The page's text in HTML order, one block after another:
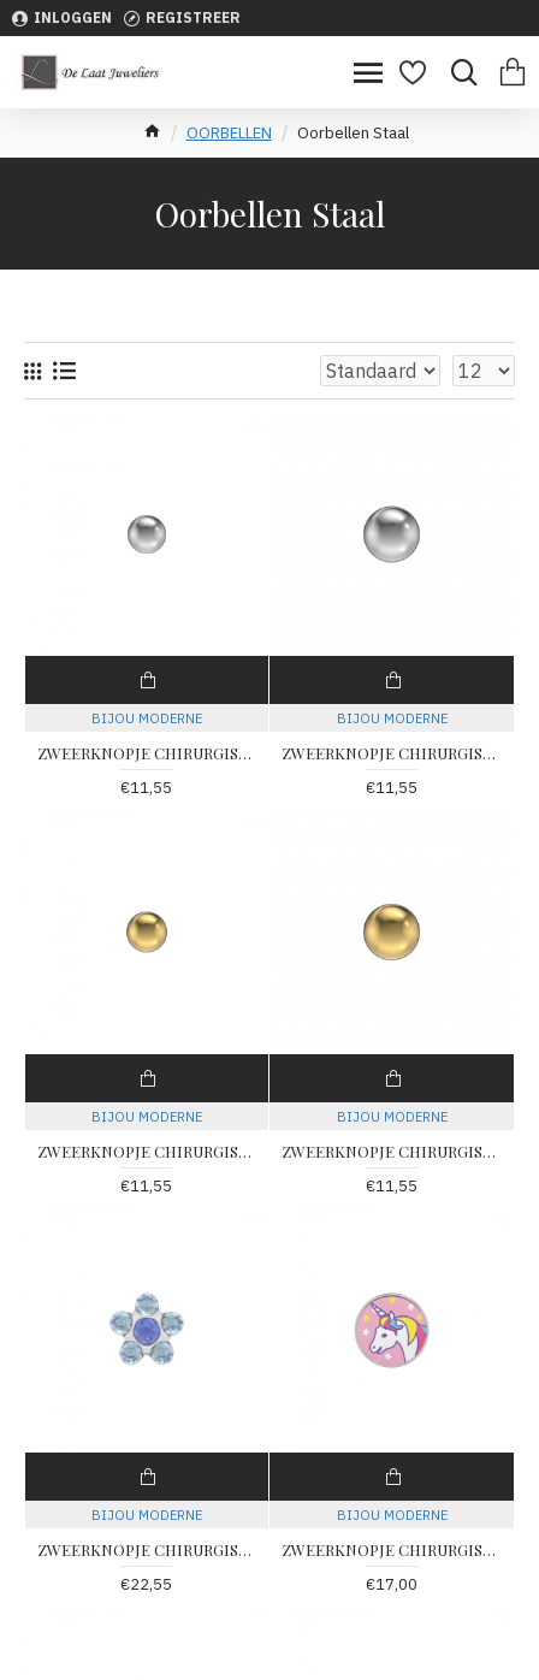
INLOGGEN REGISTREER
OORBELLEN Oorbellen Staal
Oorbellen Staal
BIJOU MODERNE
ZWEERKNOPJE CHIRURGISCH STAAL BOL 3MM (Betreft 1 suks) - 79188 - 102
€11,55
BIJOU MODERNE
ZWEERKNOPJE CHIRURGISCH STAAL BOL 4MM (Betreft 1 suks) - 79190 - 104
€11,55
BIJOU MODERNE
ZWEERKNOPJE CHIRURGISCH STAAL BOL DOUBLE 3MM (Betreft 1 suks) - 79187 - 101
€11,55
BIJOU MODERNE
ZWEERKNOPJE CHIRURGISCH STAAL BOL DOUBLE 4MM (Betreft 1 suks) - 79189 - 103
€11,55
BIJOU MODERNE
ZWEERKNOPJE CHIRURGISCH STAAL MET BLAUWE ZIRKONIA IN BLOEMMOTIEF (Betreft 1 suks) - 79200 - 158
€22,55
BIJOU MODERNE
ZWEERKNOPJE CHIRURGISCH STAAL MET EENHOORN MOTIEF (Betreft 1 suks) - 79204 - 230
€17,00